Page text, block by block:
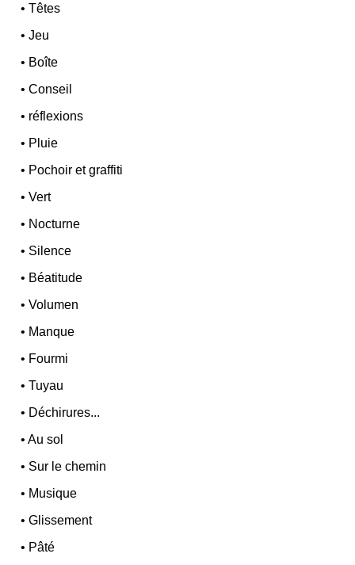
•Têtes
•Jeu
• Boîte
•Conseil
• réflexions
• Pluie
• Pochoir et graffiti
•Vert
• Nocturne
• Silence
• Béatitude
•Volumen
• Manque
• Fourmi
•Tuyau
• Déchirures...
•Au sol
• Sur le chemin
• Musique
•Glissement
• Pâté